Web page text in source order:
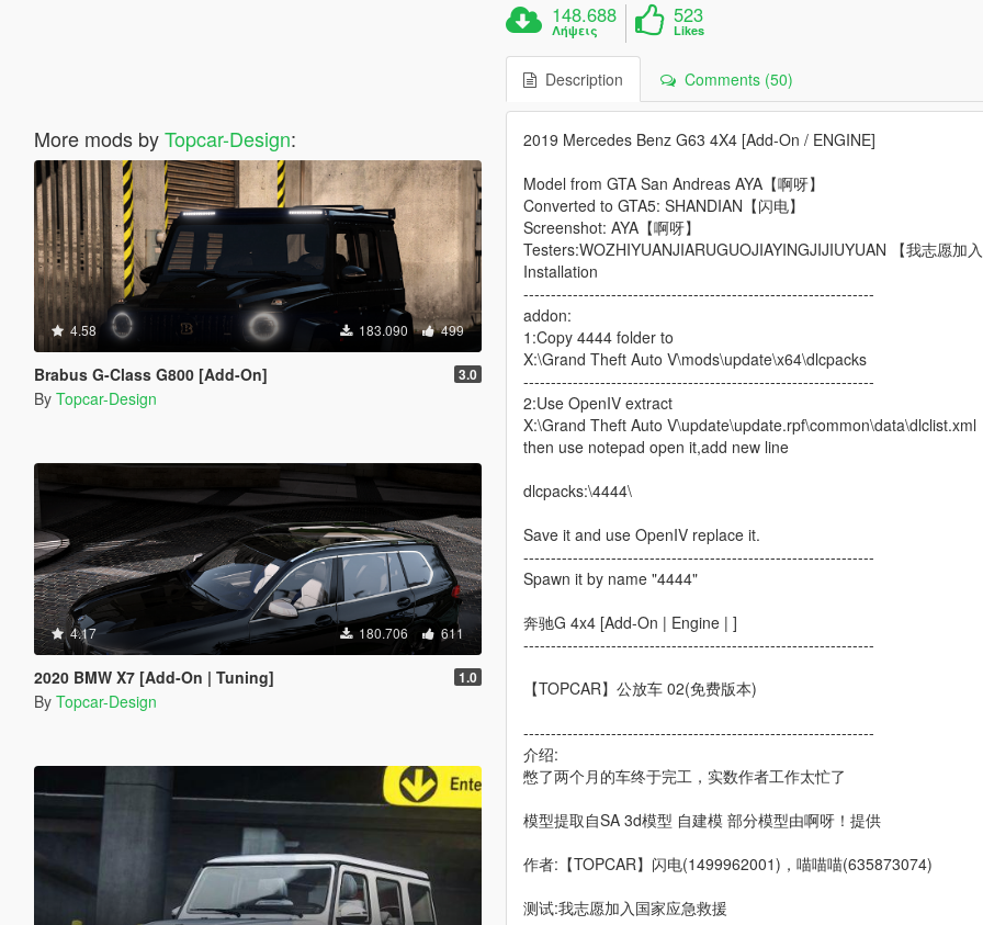
More mods byTopcar-Design:
4.58 183.090 499
Brabus G-Class G800 [Add-On] 3.0
By Topcar-Design
4.17 180.706 611
2020 BMW X7 [Add-On | Tuning] 1.0
By Topcar-Design
148.688
Λήψεις
523
Likes
Description Comments (50)
2019 Mercedes Benz G63 4X4 [Add-On / ENGINE]
Model from GTA San Andreas AYA【啊呀】
Converted to GTA5: SHANDIAN【闪电】
Screenshot: AYA【啊呀】
Testers:WOZHIYUANJIARUGUOJIAYINGJIJIUYUAN 【我志愿加入
Installation
----------------------------------------------------------------
addon:
1:Copy 4444 folder to
X:\Grand Theft Auto V\mods\update\x64\dlcpacks
----------------------------------------------------------------
2:Use OpenIV extract
X:\Grand Theft Auto V\update\update.rpf\common\data\dlclist.xml
then use notepad open it,add new line
dlcpacks:\4444\
Save it and use OpenIV replace it.
----------------------------------------------------------------
Spawn it by name "4444"
奔驰G 4x4 [Add-On | Engine | ]
----------------------------------------------------------------
【TOPCAR】公放车 02(免费版本)
----------------------------------------------------------------
介绍:
憋了两个月的车终于完工，实数作者工作太忙了
模型提取自SA 3d模型 自建模 部分模型由啊呀！提供
作者:【TOPCAR】闪电(1499962001)，喵喵喵(635873074)
测试:我志愿加入国家应急救援